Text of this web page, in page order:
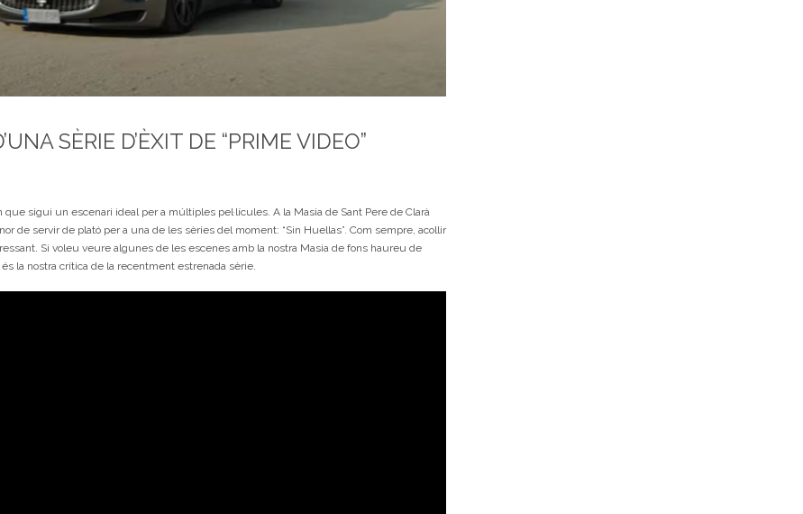
SÈRIE D’ÈXIT DE “PRIME VIDEO”
que sigui un escenari ideal per a múltiples pel·lícules. A la Masia de Sant Pere de Clarà
de servir de plató per a una de les sèries del moment: “Sin Huellas”. Com sempre, acollir
Si voleu veure algunes de les escenes amb la nostra Masia de fons haureu de
la nostra crítica de la recentment estrenada sèrie.